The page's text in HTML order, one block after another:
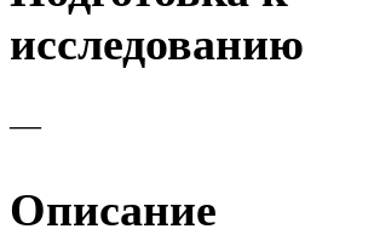
исследованию
—
Описание